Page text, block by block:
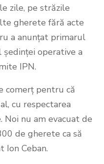
zile, pe străzile
gherete fără acte
a anunțat primarul
ședinței operative a
IPN.
comerț pentru că
cu respectarea
nu am evacuat de
de gherete ca să
Ion Ceban.